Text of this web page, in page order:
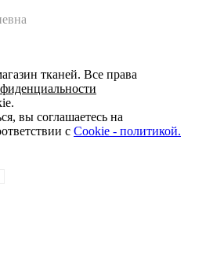
тканей. Все права
вы соглашаетесь на
с Cookie - политикой.